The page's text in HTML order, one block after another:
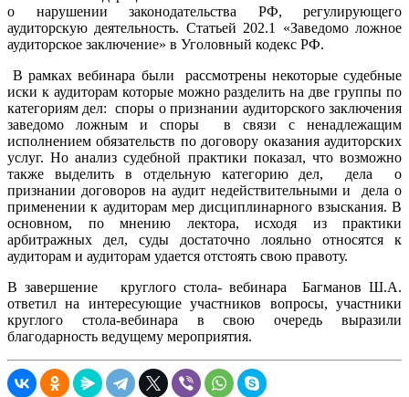
о нарушении законодательства РФ, регулирующего
аудиторскую деятельность. Статьей 202.1 «Заведомо ложное
аудиторское заключение» в Уголовный кодекс РФ.
В рамках вебинара были рассмотрены некоторые судебные
иски к аудиторам которые можно разделить на две группы по
категориям дел: споры о признании аудиторского заключения
заведомо ложным и споры в связи с ненадлежащим
исполнением обязательств по договору оказания аудиторских
услуг. Но анализ судебной практики показал, что возможно
также выделить в отдельную категорию дел, дела о
признании договоров на аудит недействительными и дела о
применении к аудиторам мер дисциплинарного взыскания. В
основном, по мнению лектора, исходя из практики
арбитражных дел, суды достаточно лояльно относятся к
аудиторам и аудиторам удается отстоять свою правоту.
В завершение круглого стола- вебинара Багманов Ш.А.
ответил на интересующие участников вопросы, участники
круглого стола-вебинара в свою очередь выразили
благодарность ведущему мероприятия.